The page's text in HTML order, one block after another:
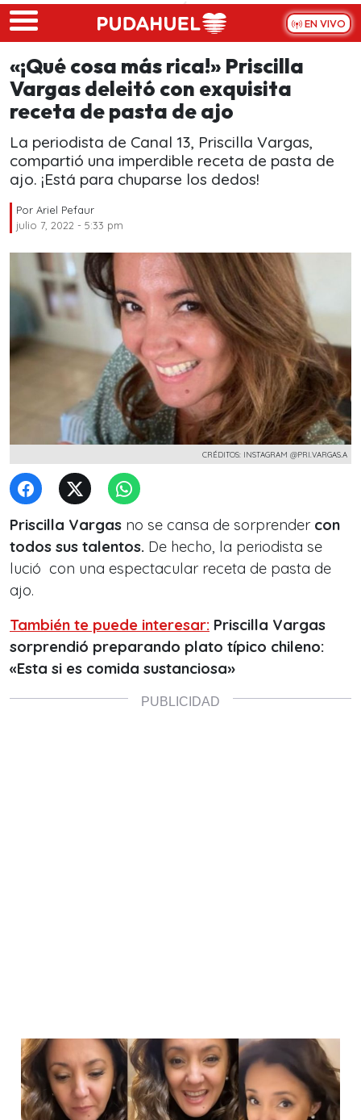
Skip to main content
EN VIVO
«¡Qué cosa más rica!» Priscilla
Vargas deleitó con exquisita
receta de pasta de ajo
La periodista de Canal 13, Priscilla Vargas,
compartió una imperdible receta de pasta de
ajo. ¡Está para chuparse los dedos!
Por Ariel Pefaur
julio 7, 2022 - 5:33 pm
CRÉDITOS: INSTAGRAM @PRI.VARGAS.A
Priscilla Vargas no se cansa de sorprender con
todos sus talentos. De hecho, la periodista se
lució con una espectacular receta de pasta de
ajo.
También te puede interesar: Priscilla Vargas
sorprendió preparando plato típico chileno:
«Esta si es comida sustanciosa»